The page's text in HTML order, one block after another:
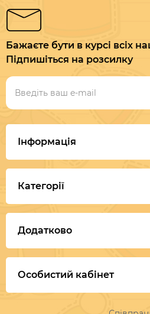
Бажаєте бути в курсі всіх
Підпишіться на розсилку
Інформація
Категорії
Додатково
Особистий кабінет